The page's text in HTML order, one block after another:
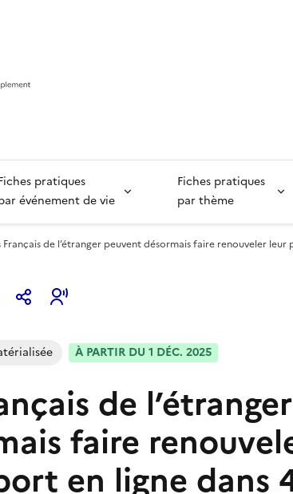
pratiques
événement de vie
Fiches pratiques
par thème
Français de l’étranger peuvent désormais faire renouveler leur
À PARTIR DU 1 DÉC. 2025
de
faire
en ligne dans